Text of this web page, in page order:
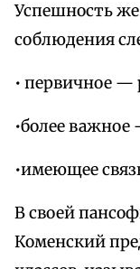
Успешность же
соблюдения
• первичное —
•более
•имеющее
В своей
Коменский